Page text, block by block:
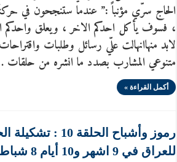
الحاج سرّي مؤنباً :” عندما ستنجحون في
، فسوف يأكل احدكم الاخر ، ويعلق واحدكم
لابد منهاانهالت علّي رسائل وطلبات
متنوعي المشارب بصدد ما انشره من
أكمل القراءة »
رموز وأشباح الحلقة